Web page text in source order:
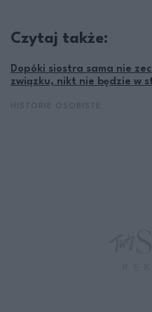
Czytaj także:
Dopóki siostra sama nie
związku, nikt nie będzie w